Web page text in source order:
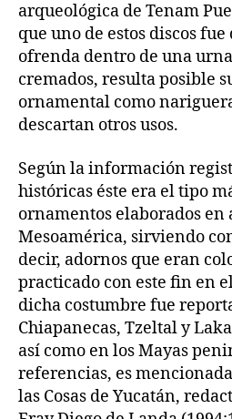
arqueológica de Tenam
que uno de estos discos
ofrenda dentro de una
cremados, resulta posible
ornamental como
descartan otros usos.
Según la información
históricas éste era el tipo
ornamentos elaborados en
Mesoamérica, sirviendo
decir, adornos que eran
practicado con este fin en
dicha costumbre fue
Chiapanecas, Tzeltal y
así como en los Mayas
referencias, es
las Cosas de Yucatán,